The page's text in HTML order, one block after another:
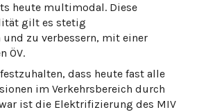
heute multimodal. Diese
gilt es stetig
zu verbessern, mit einer
ÖV.
dass heute fast alle
im Verkehrsbereich durch
ist die Elektrifizierung des MIV